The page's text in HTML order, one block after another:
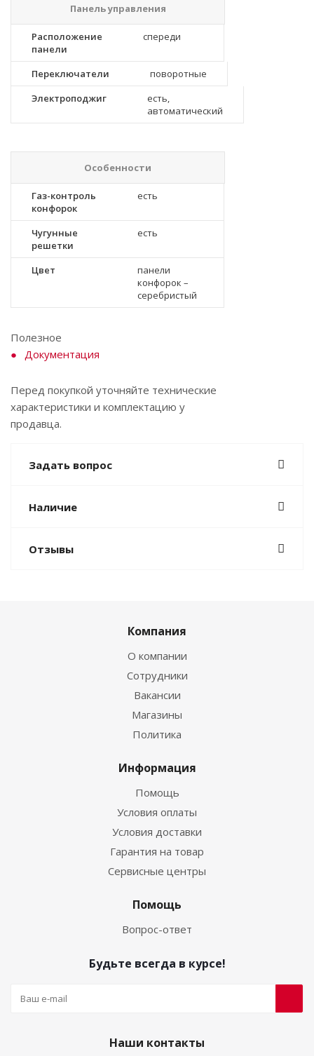
Панель управления
Расположение
панели
спереди
Переключатели
поворотные
Электроподжиг
есть,
автоматический
Особенности
Газ-контроль
конфорок
есть
Чугунные
решетки
есть
Цвет
панели
конфорок –
серебристый
Полезное
Документация
Перед покупкой уточняйте технические
характеристики и комплектацию у
продавца.
Задать вопрос
Наличие
Отзывы
Компания
О компании
Сотрудники
Вакансии
Магазины
Политика
Информация
Помощь
Условия оплаты
Условия доставки
Гарантия на товар
Сервисные центры
Помощь
Вопрос-ответ
Будьте всегда в курсе!
Наши контакты